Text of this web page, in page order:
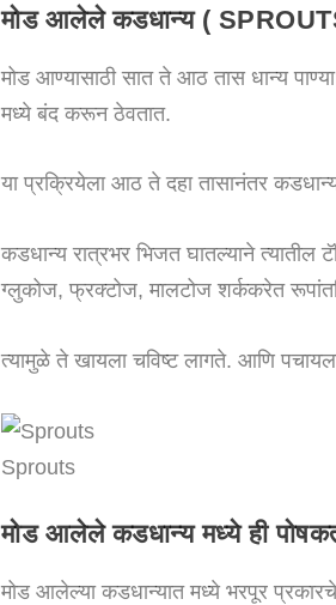
मोड आलेले कडधान्य (
मोड आण्यासाठी सात ते आठ तास धान्य
मध्ये बंद करून ठेवतात.
या प्रक्रियेला आठ ते दहा तासानंतर
कडधान्य रात्रभर भिजत घातल्याने त्यातील
ग्लुकोज, फ्रक्टोज, मालटोज शर्ककरेत
त्यामुळे ते खायला चविष्ट लागते. आणि
Sprouts
मोड आलेले कडधान्य मध्ये ही
मोड आलेल्या कडधान्यात मध्ये भरपूर